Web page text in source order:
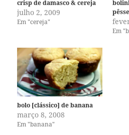
crisp de damasco & cereja
julho 2, 2009
Em "cereja"
Em
bolo [clássico] de banana
março 8, 2008
Em "banana"